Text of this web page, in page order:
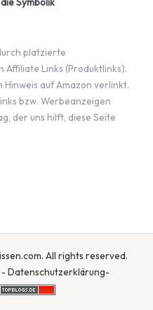
platzierte
Links (Produktlinks).
auf Amazon verlinkt.
bzw. Werbeanzeigen
der uns hilft, diese Seite
All rights reserved.
- Datenschutzerklärung-